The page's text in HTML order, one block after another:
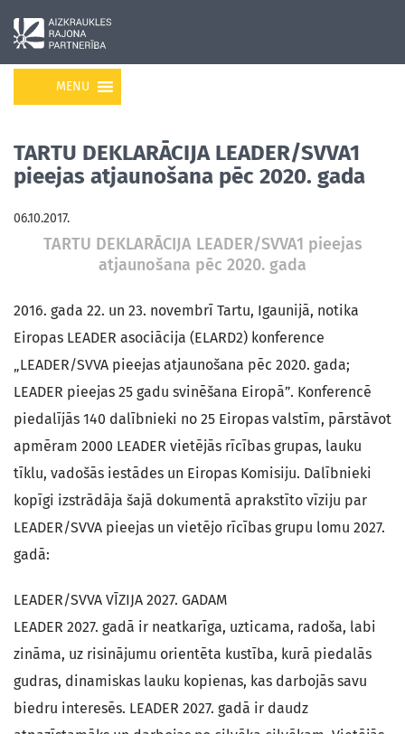
MENU
TARTU DEKLARĀCIJA LEADER/SVVA1
pieejas atjaunošana pēc 2020. gada
06.10.2017.
TARTU DEKLARĀCIJA LEADER/SVVA1 pieejas
atjaunošana pēc 2020. gada
2016. gada 22. un 23. novembrī Tartu, Igaunijā, notika
Eiropas LEADER asociācija (ELARD2) konference
„LEADER/SVVA pieejas atjaunošana pēc 2020. gada;
LEADER pieejas 25 gadu svinēšana Eiropā”. Konferencē
piedalījās 140 dalībnieki no 25 Eiropas valstīm, pārstāvot
apmēram 2000 LEADER vietējās rīcības grupas, lauku
tīklu, vadošās iestādes un Eiropas Komisiju. Dalībnieki
kopīgi izstrādāja šajā dokumentā aprakstīto vīziju par
LEADER/SVVA pieejas un vietējo rīcības grupu lomu 2027.
gadā:
LEADER/SVVA VĪZIJA 2027. GADAM
LEADER 2027. gadā ir neatkarīga, uzticama, radoša, labi
zināma, uz risinājumu orientēta kustība, kurā piedalās
gudras, dinamiskas lauku kopienas, kas darbojās savu
biedru interesēs. LEADER 2027. gadā ir daudz